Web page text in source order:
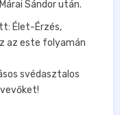
Sándor után.
Élet-Érzés,
az este folyamán
svédasztalos